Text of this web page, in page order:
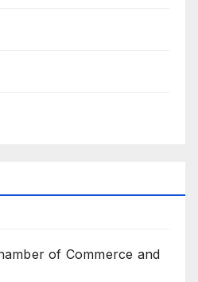
of Commerce and